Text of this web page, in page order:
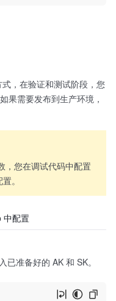
，在验证和测试阶段，您
果需要发布到生产环境，
，您在调试代码中配置
。
中配置
准备好的 AK 和 SK。